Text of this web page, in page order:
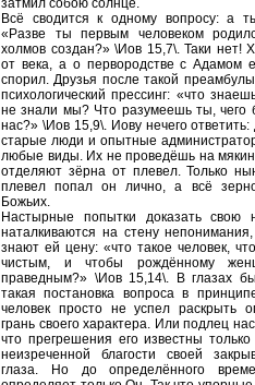
затмил собою солнце.
Всё сводится к одному вопросу: а
«Разве ты первым человеком
холмов создан?» \Иов 15,7\. Таки нет!
от века, а о первородстве с Адамом
спорил. Друзья после такой
психологический прессинг: «что
не знали мы? Что разумеешь ты, чего
нас?» \Иов 15,9\. Иову нечего
старые люди и опытные
любые виды. Их не проведёшь на
отделяют зёрна от плевел. Только
плевел попал он лично, а всё
Божьих.
Настырные попытки доказать свою
наталкиваются на стену
знают ей цену: «что такое человек,
чистым, и чтобы рождённому
праведным?» \Иов 15,14\. В глазах
такая постановка вопроса в
человек просто не успел раскрыть
грань своего характера. Или подлец
что прегрешения его известны
неизреченной благости своей
глаза. Но до определённого